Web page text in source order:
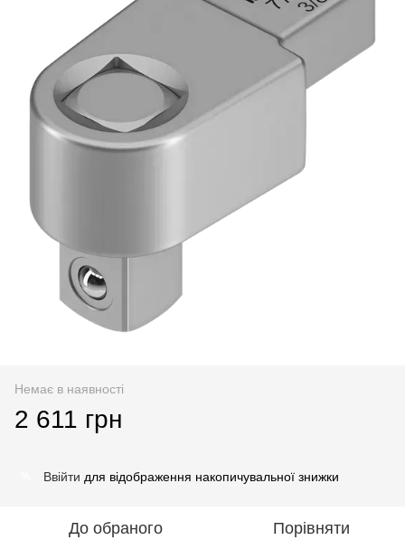
Немає в наявності
2 611 грн
Ввійти для відображення накопичувальної знижки
До обраного Порівняти